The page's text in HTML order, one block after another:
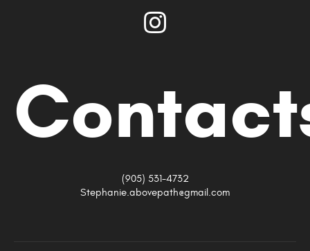
(905) 531-4732
Stephanie.abovepath@gmail.com